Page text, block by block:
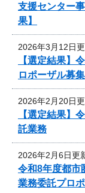
支援センター
果】
2026年3月12日
【選定結果】
ロポーザル募集
2026年2月20日
【選定結果】
託業務
2026年2月6日更
令和8年度都市
業務委託プロ